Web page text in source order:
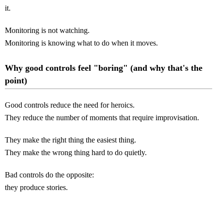
it.
Monitoring is not watching.
Monitoring is knowing what to do when it moves.
Why good controls feel "boring" (and why that's the
point)
Good controls reduce the need for heroics.
They reduce the number of moments that require improvisation.
They make the right thing the easiest thing.
They make the wrong thing hard to do quietly.
Bad controls do the opposite:
they produce stories.